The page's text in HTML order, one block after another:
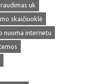
uk
skaičiuoklė
nuoma internetu